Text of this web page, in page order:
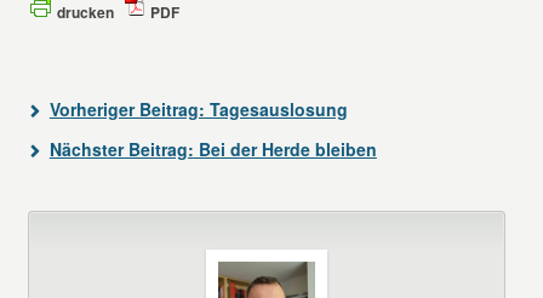
drucken PDF
Vorheriger Beitrag: Tagesauslosung
Nächster Beitrag: Bei der Herde bleiben